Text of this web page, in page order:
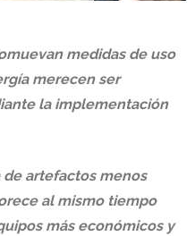
medidas de uso
merecen ser
la implementación
artefactos menos
al mismo tiempo
más económicos y